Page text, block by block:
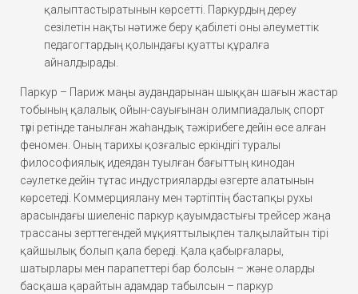
қалыптастыратынын көрсетті. Паркурдың дереу
сезілетін нақты нәтиже беру қабілеті оны әлеуметтік
педагогтардың қолындағы қуатты құралға
айналдырады.
Паркур – Париж маңы аудандарынан шыққан шағын жастар
тобының қалалық ойын-сауығынан олимпиадалық спорт
түрі ретінде танылған жаһандық тәжірибеге дейін өсе алған
феномен. Оның тарихы қозғалыс еркіндігі туралы
философиялық идеядан туылған бағыттың кинодан
сәулетке дейін тұтас индустрияларды өзгерте алатынын
көрсетеді. Коммерциялану мен тәртіптің бастапқы рухы
арасындағы шиеленіс паркур қауымдастығы трейсер жаңа
трассаны зерттегендей мұқияттылықпен талқылайтын тірі
қайшылық болып қала береді. Қала қабырғалары,
шатырлары мен парапеттері бар болсын – және оларды
басқаша қарайтын адамдар табылсын – паркур